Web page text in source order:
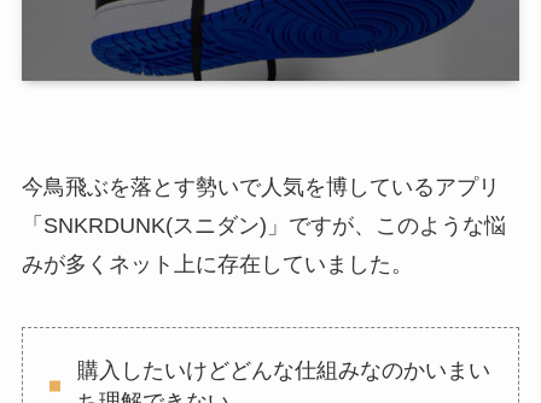
今鳥飛ぶを落とす勢いで人気を博しているアプリ
「SNKRDUNK(スニダン)」ですが、このような悩
みが多くネット上に存在していました。
購入したいけどどんな仕組みなのかいまい